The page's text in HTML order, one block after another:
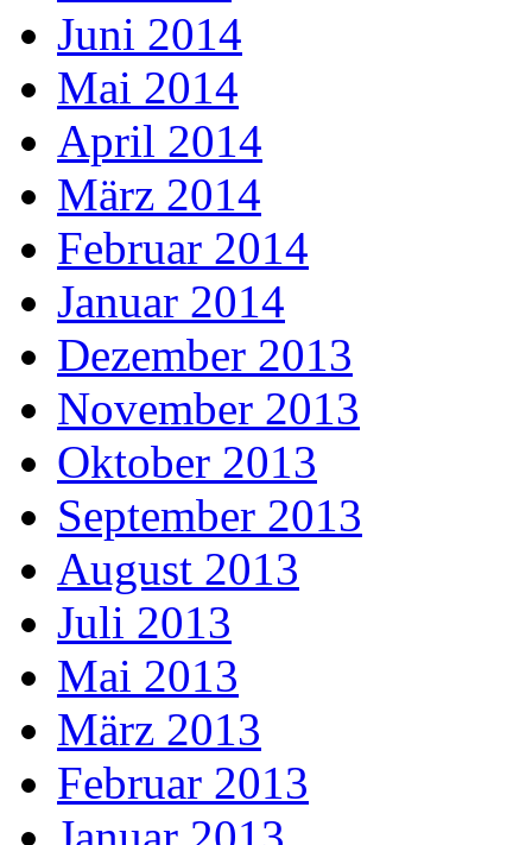
Juni 2014
Mai 2014
April 2014
März 2014
Februar 2014
Januar 2014
Dezember 2013
November 2013
Oktober 2013
September 2013
August 2013
Juli 2013
Mai 2013
März 2013
Februar 2013